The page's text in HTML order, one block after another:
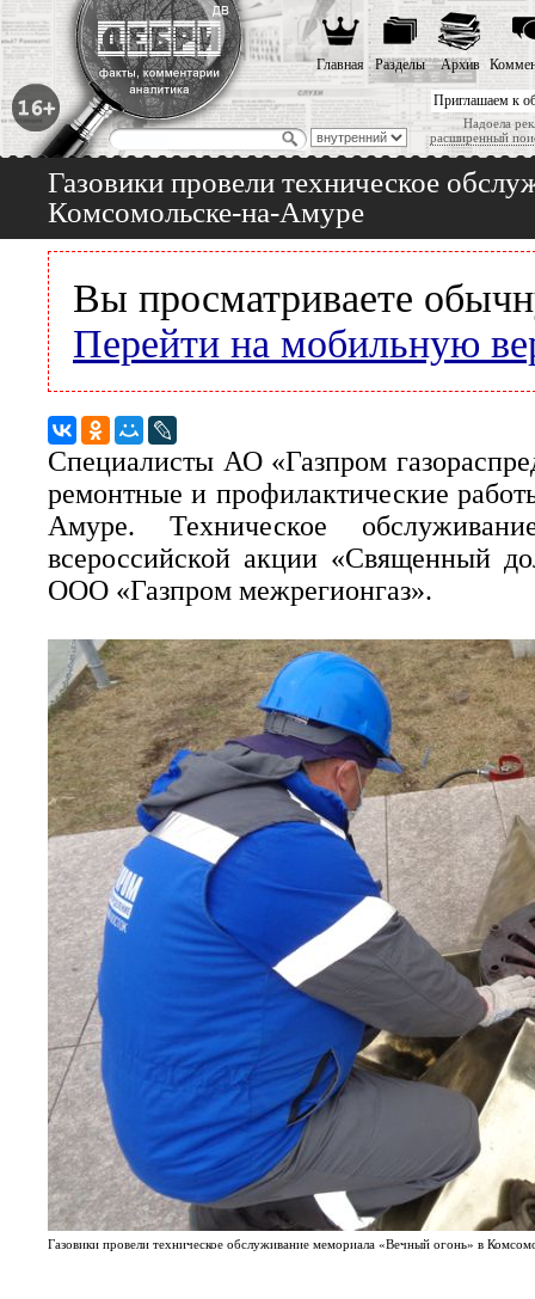
Приглашаем к
Надоела
расширенный
Главная Разделы Архив
Газовики провели техническое
Комсомольске-на-Амуре
Вы просматриваете
Перейти на мобильную
Специалисты АО «Газпром
ремонтные и профилактические
Амуре. Техническое
всероссийской акции «Священный
ООО «Газпром межрегионгаз».
Газовики провели техническое обслуживание мемориала «Вечный огонь» в